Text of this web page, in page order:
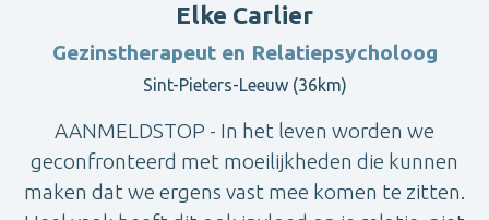
Elke Carlier
Gezinstherapeut en Relatiepsycholoog
Sint-Pieters-Leeuw (36km)
AANMELDSTOP - In het leven worden we
geconfronteerd met moeilijkheden die kunnen
maken dat we ergens vast mee komen te zitten.